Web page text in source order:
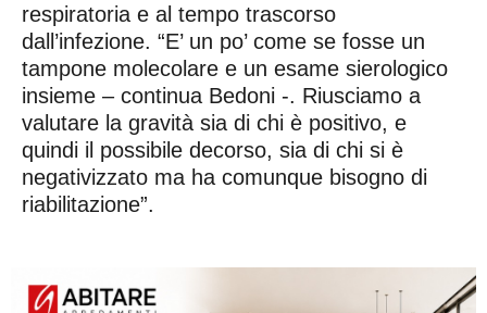
respiratoria e al tempo trascorso
dall’infezione. “E’ un po’ come se fosse un
tampone molecolare e un esame sierologico
insieme – continua Bedoni -. Riusciamo a
valutare la gravità sia di chi è positivo, e
quindi il possibile decorso, sia di chi si è
negativizzato ma ha comunque bisogno di
riabilitazione”.